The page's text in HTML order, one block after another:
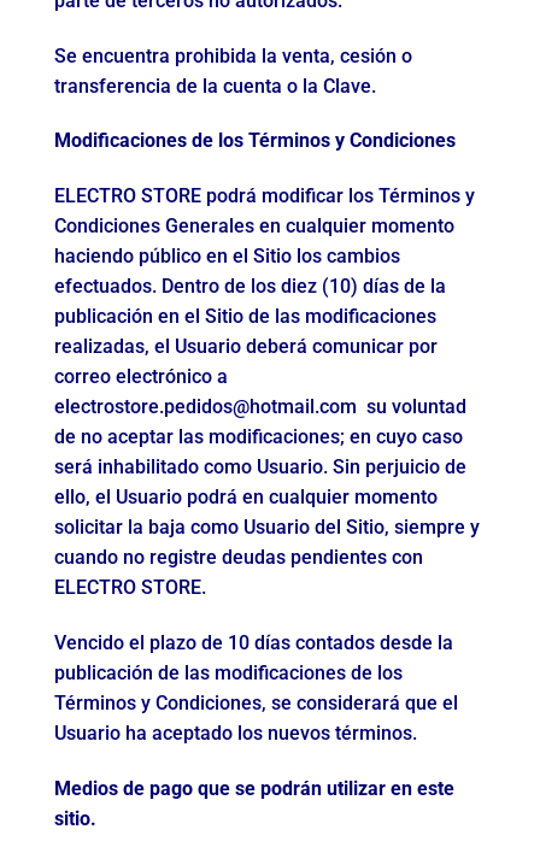
Se encuentra prohibida la venta, cesión o
transferencia de la cuenta o la Clave.
Modificaciones de los Términos y Condiciones
ELECTRO STORE podrá modificar los Términos y
Condiciones Generales en cualquier momento
haciendo público en el Sitio los cambios
efectuados. Dentro de los diez (10) días de la
publicación en el Sitio de las modificaciones
realizadas, el Usuario deberá comunicar por
correo electrónico a
electrostore.pedidos@hotmail.com su voluntad
de no aceptar las modificaciones; en cuyo caso
será inhabilitado como Usuario. Sin perjuicio de
ello, el Usuario podrá en cualquier momento
solicitar la baja como Usuario del Sitio, siempre y
cuando no registre deudas pendientes con
ELECTRO STORE.
Vencido el plazo de 10 días contados desde la
publicación de las modificaciones de los
Términos y Condiciones, se considerará que el
Usuario ha aceptado los nuevos términos.
Medios de pago que se podrán utilizar en este
sitio.